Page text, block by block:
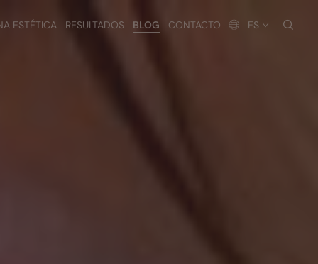
ESTÉTICA RESULTADOS BLOG CONTACTO ES